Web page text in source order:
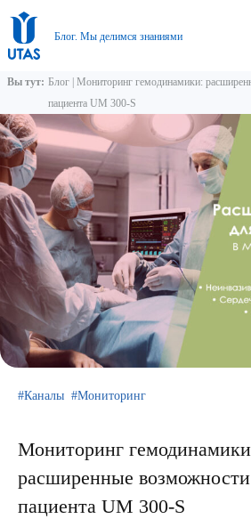
Блог. Мы делимся знаниями
Вы тут: Блог Мониторинг гемодинамики:
пациента UM 300-S
Каналы Мониторинг
Мониторинг
расширенные
пациента UM 300-S